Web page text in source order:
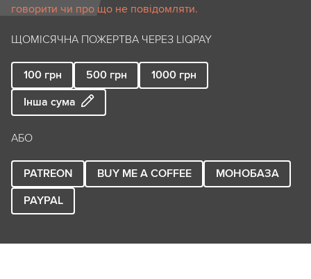
говорити чи про що не повідомляти.
ЩОМІСЯЧНА ПОЖЕРТВА ЧЕРЕЗ LIQPAY
100 грн 500 грн 1000 грн
Інша сума
АБО
PATREON BUY ME A COFFEE
МОНОБАЗА
PAYPAL